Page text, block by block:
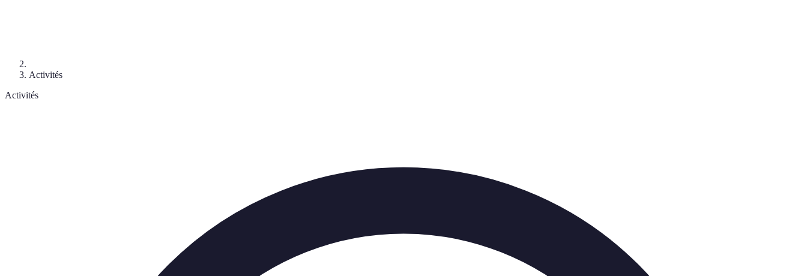
Activités
Activités